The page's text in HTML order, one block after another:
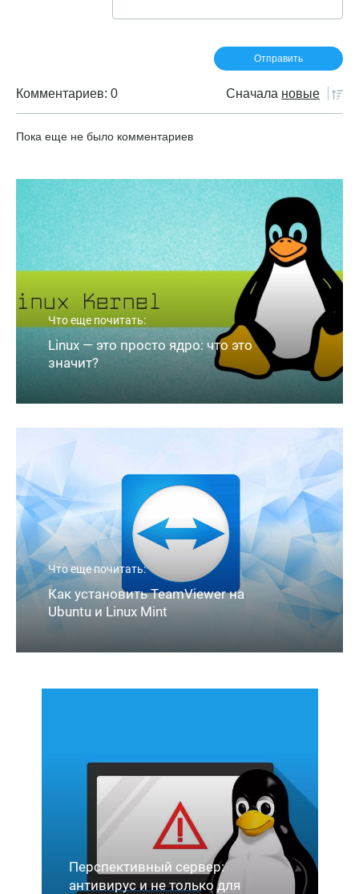
Комментариев: 0 Сначала новые
Пока еще не было комментариев
Что еще почитать:
Linux — это просто ядро: что это
значит?
Что еще почитать:
Как установить TeamViewer на
Ubuntu и Linux Mint
Deepin 23: Выпускает функции на